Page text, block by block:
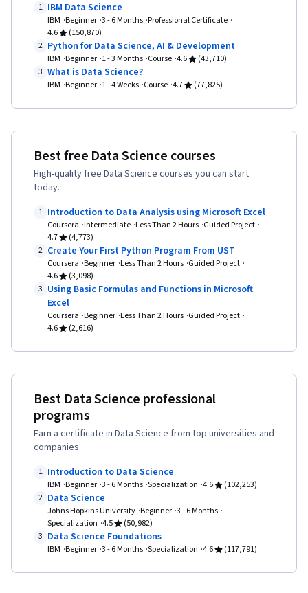
Machine Learning, Dimensionality Reduction,
Scikit Learn (Machine Learning Library), Logistic
Regression, Model Optimization, Statistical
Methods, Python Programming, Predictive
Modeling, Applied Machine Learning, Machine
Management, Database Theory, Data Access,
Query Languages, Databases, Stored
Preprocessing, Feature Engineering, Scatter
Plots, Data Processing, Scientific Visualization,
Data Transformation, Statistical Analysis,
Generative Model Architectures, Generative
Adversarial Networks (GANs), Autoencoders,
Responsible AI, Data Ethics, Data Science, Data
Synthesis, R Programming, GitHub, Cloud
Platforms, Software Development Tools, R
(Software), Version Control, Integrated
Development Environments, Cloud API,
Statistical Programming, Cloud Services, Other
Programming Languages, Cloud Hosting,
Computing, Git (Version Control System),
Matplotlib, Seaborn, Histogram, Interactive
Data Visualization, Spatial Data Analysis,
Geospatial Information and Technology,
Graphing, NumPy, Data Collection, Scripting, Big
1 IBM Data Science
IBM Beginner 3 - 6 Months Professional Certificate
4.6
(150,870)
2 Python for Data Science, AI & Development
IBM Beginner 1 - 3 Months Course 4.6
(43,710)
3 What is Data Science?
IBM Beginner 1 - 4 Weeks Course 4.7 (77,825)
Best free Data Science courses
High-quality free Data Science courses you can start
today.
1 Introduction to Data Analysis using Microsoft Excel
Coursera Intermediate Less Than 2 Hours Guided Project
4.7
(4,773)
2 Create Your First Python Program From UST
Coursera Beginner Less Than 2 Hours Guided Project
4.6
(3,098)
3 Using Basic Formulas and Functions in Microsoft
Excel
Coursera Beginner Less Than 2 Hours Guided Project
4.6
(2,616)
Best Data Science professional
programs
Earn a certificate in Data Science from top universities and
companies.
1 Introduction to Data Science
IBM Beginner 3 - 6 Months Specialization 4.6
(102,253)
2 Data Science
Johns Hopkins University Beginner 3 - 6 Months
Specialization 4.5
(50,982)
3 Data Science Foundations
IBM Beginner 3 - 6 Months Specialization 4.6 (117,791)